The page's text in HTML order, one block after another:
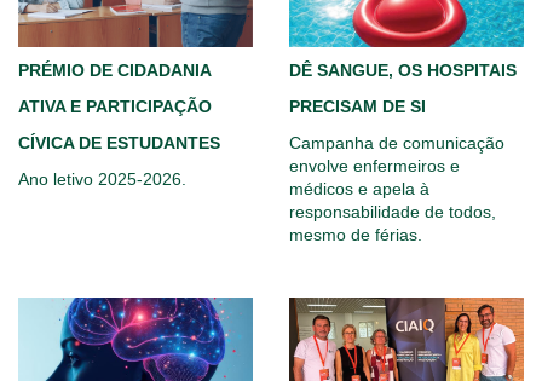
PRÉMIO DE CIDADANIA
ATIVA E PARTICIPAÇÃO
CÍVICA DE ESTUDANTES
Ano letivo 2025-2026.
DÊ SANGUE, OS HOSPITAIS
PRECISAM DE SI
Campanha de comunicação
envolve enfermeiros e
médicos e apela à
responsabilidade de todos,
mesmo de férias.